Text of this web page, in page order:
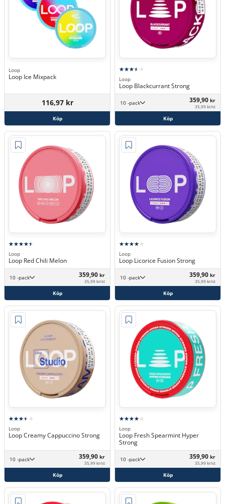
Loop
Loop Ice Mixpack
116,97 kr
Köp
Loop
Loop Blackcurrant Strong
10 -pack 359,90 kr
35,99 kr/st
Köp
Loop
Loop Red Chili Melon
10 -pack 359,90 kr
35,99 kr/st
Köp
Loop
Loop Licorice Fusion Strong
10 -pack 359,90 kr
35,99 kr/st
Köp
Loop
Loop Creamy Cappuccino Strong
10 -pack 359,90 kr
35,99 kr/st
Köp
Loop
Loop Fresh Spearmint Hyper
Strong
10 -pack 359,90 kr
35,99 kr/st
Köp